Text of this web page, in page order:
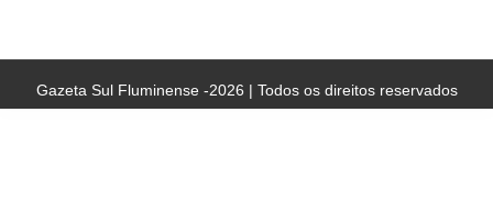
Gazeta Sul Fluminense -2026 | Todos os direitos reservados